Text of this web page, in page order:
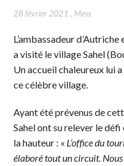
28 février 2021 , Mess
L’ambassadeur
a visité le village Sahel
Un accueil chaleureux lui
ce célèbre village.
Ayant été prévenus de
Sahel ont su relever le
la hauteur : « L’office du
élaboré tout un circuit.